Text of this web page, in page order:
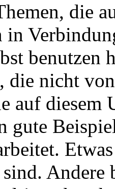
die
benutzen
die nicht
auf diesem
gute